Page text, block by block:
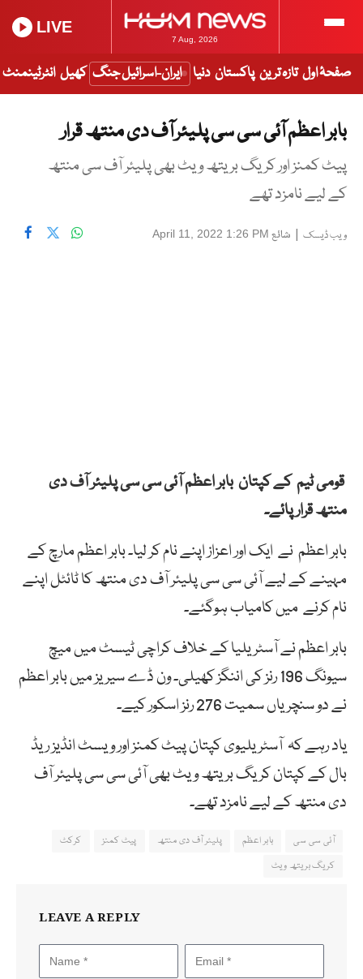
7 Aug, 2026
LIVE
صفحۂ اول تازہ ترین پاکستان دنیا ایران-اسرائیل جنگ کھیل انٹرٹینمنٹ
بابر اعظم آئی سی سی پلیئر آف دی منتھ قرار
پیٹ کمنز اور کریگ بریتھ ویٹ بھی پلیئر آف سی منتھ
کے لیے نامزد تھے
ویب ڈیسک | شائع April 11, 2022 1:26 PM
قومی ٹیم کے کپتان بابر اعظم آئی سی سی پلیئر آف دی
منتھ قرارپائے۔
بابر اعظم نے ایک اور اعزاز اپنے نام کر لیا۔ بابر اعظم مارچ کے
مہینے کے لیے آئی سی سی پلیئر آف دی منتھ کا ٹائٹل اپنے
نام کرنے میں کامیاب ہوگئے۔
بابر اعظم نے آسٹریلیا کے خلاف کراچی ٹیسٹ میں میچ
سیونگ 196 رنز کی اننگز کھیلی۔ ون ڈے سیریز میں بابر اعظم
نے دو سنچریاں سمیت 276 رنز اسکور کیے۔
یاد رہے کہ آسٹریلیوی کپتان پیٹ کمنز اور ویسٹ انڈیز ریڈ
بال کے کپتان کریگ بریتھ ویٹ بھی آئی سی سی پلیئر آف
دی منتھ کے لیے نامزد تھے۔
آئی سی سی بابر اعظم پلیئر آف دی منتھ پیٹ کمنز
کرکٹ
کریگ بریتھ ویٹ
LEAVE A REPLY